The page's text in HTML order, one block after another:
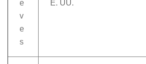
e
v
e
s
E. UU.